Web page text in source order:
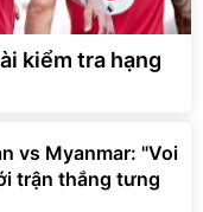
kiểm tra hạng
vs Myanmar: "Voi
trận thắng tưng